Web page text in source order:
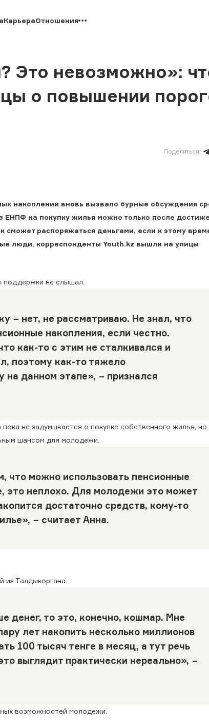
КарьераОтношения
Это невозможно»:
о повышении
Поделиться:
накоплений вновь вызвало бурные обсуждения
ЕНПФ на покупку жилья можно только после
распоряжаться деньгами, если к этому
люди, корреспонденты Youth.kz вышли на улицы
поддержки не слышал.
− нет, не рассматриваю. Не знал, что
накопления, если честно.
как-то с этим не сталкивался и
поэтому как-то тяжело
на данном этапе», − признался
не задумывается о покупке собственного жилья, но
шансом для молодежи.
что можно использовать пенсионные
это неплохо. Для молодежи это может
достаточно средств, кому-то
− считает Анна.
из Талдыкоргана.
денег, то это, конечно, кошмар. Мне
лет накопить несколько миллионов
100 тысяч тенге в месяц, а тут речь
выглядит практически нереально», −
возможностей молодежи.